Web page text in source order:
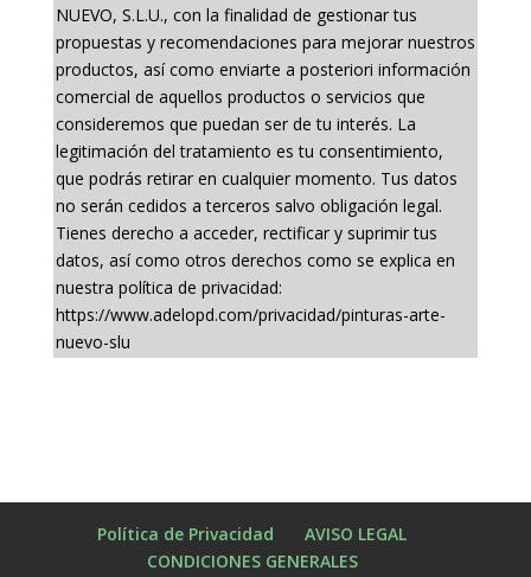
NUEVO, S.L.U., con la finalidad de gestionar tus
propuestas y recomendaciones para mejorar nuestros
productos, así como enviarte a posteriori información
comercial de aquellos productos o servicios que
consideremos que puedan ser de tu interés. La
legitimación del tratamiento es tu consentimiento,
que podrás retirar en cualquier momento. Tus datos
no serán cedidos a terceros salvo obligación legal.
Tienes derecho a acceder, rectificar y suprimir tus
datos, así como otros derechos como se explica en
nuestra política de privacidad:
https://www.adelopd.com/privacidad/pinturas-arte-
nuevo-slu
Política de Privacidad
AVISO LEGAL
CONDICIONES GENERALES